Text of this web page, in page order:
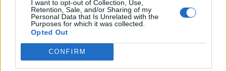
I want to opt-out of Collection, Use,
Retention, Sale, and/or Sharing of my
Personal Data that Is Unrelated with the
Purposes for which it was collected.
Opted Out
CONFIRM